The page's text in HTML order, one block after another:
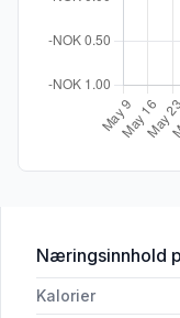
Næringsinnhold
Kalorier